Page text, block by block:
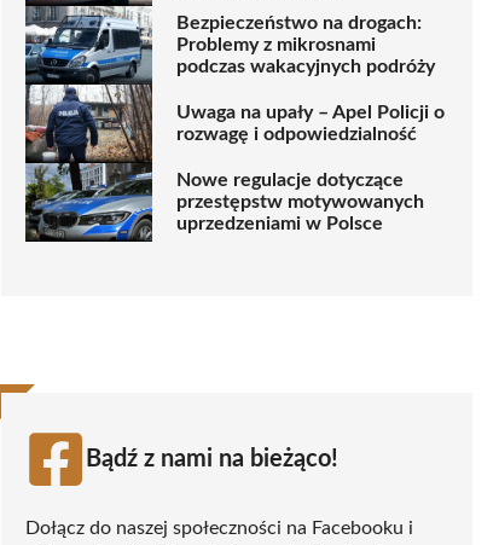
Bezpieczeństwo na drogach:
Problemy z mikrosnami
podczas wakacyjnych podróży
Uwaga na upały – Apel Policji o
rozwagę i odpowiedzialność
Nowe regulacje dotyczące
przestępstw motywowanych
uprzedzeniami w Polsce
Bądź z nami na bieżąco!
Dołącz do naszej społeczności na Facebooku i